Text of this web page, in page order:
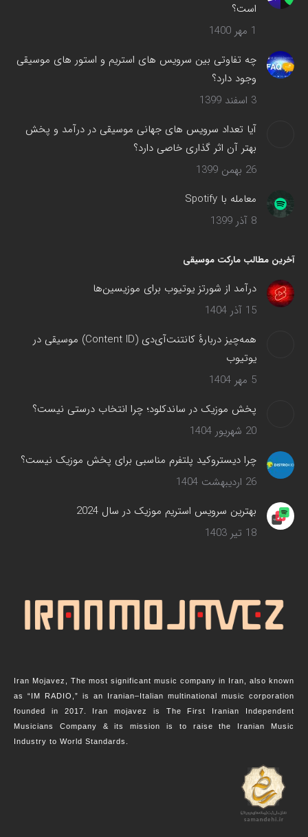
است؟
1 مهر 1400
چه تفاوتی بین سرویس های استریم و استور های موسیقی
وجود دارد؟
3 اسفند 1399
آیا تعداد سرویس های جهانی موسیقی در درآمد و پخش
بهتر آن اثر گذاری خاصی دارد؟
26 بهمن 1399
معامله با Spotify
8 آذر 1399
آخرین مطالب مارکت موسیقی
درآمد از شورتز یوتیوب برای موزیسین‌ها
15 آذر 1404
همه‌چیز دربارهٔ کانتنت‌آی‌دی (Content ID) موسیقی در
یوتیوب
5 مهر 1404
پخش موزیک در ساندکلود؛ چرا انتخاب درستی نیست؟
20 شهریور 1404
چرا دیستروکید پلتفرم مناسبی برای پخش موزیک نیست؟
26 اردیبهشت 1404
بهترین سرویس‌ استریم موزیک در سال 2024
18 تیر 1403
Iran Mojavez, The most significant music company in Iran, also known
as “IM RADIO,” is an Iranian–Italian multinational music corporation
founded in 2017. Iran mojavez is The First Iranian Independent
Musicians Company & its mission is to raise the Iranian Music
Industry to World Standards.